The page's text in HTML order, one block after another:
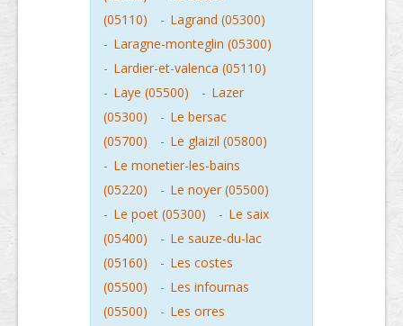
(05110)
- Lagrand (05300)
- Laragne-monteglin (05300)
- Lardier-et-valenca (05110)
- Laye (05500) - Lazer
(05300)
- Le bersac
(05700)
- Le glaizil (05800)
- Le monetier-les-bains
(05220)
- Le noyer (05500)
- Le poet (05300) - Le saix
(05400)
- Le sauze-du-lac
(05160)
- Les costes
(05500)
- Les infournas
(05500)
- Les orres